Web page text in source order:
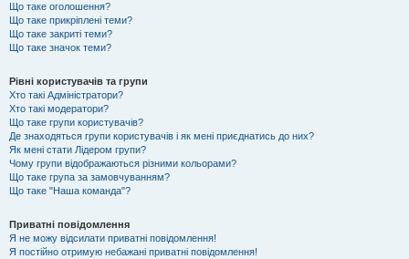
Що таке оголошення?
Що таке прикріплені теми?
Що таке закриті теми?
Що таке значок теми?
Рівні користувачів та групи
Хто такі Адміністратори?
Хто такі модератори?
Що таке групи користувачів?
Де знаходяться групи користувачів і як мені приєднатись до них?
Як мені стати Лідером групи?
Чому групи відображаються різними кольорами?
Що таке група за замовчуванням?
Що таке "Наша команда"?
Приватні повідомлення
Я не можу відсилати приватні повідомлення!
Я постійно отримую небажані приватні повідомлення!